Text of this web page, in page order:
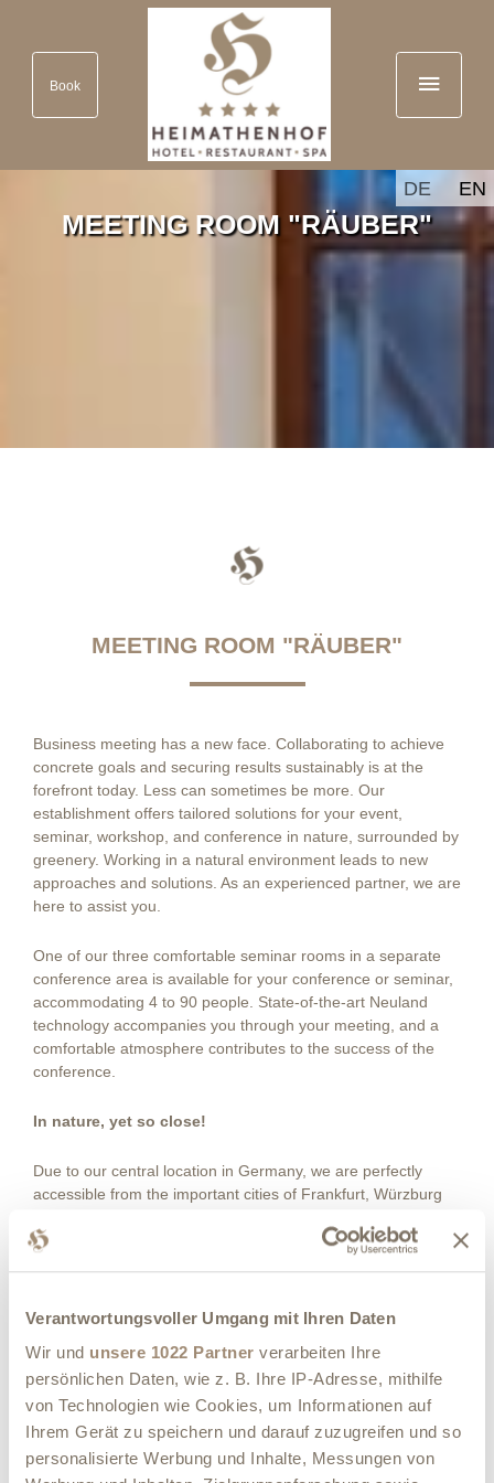
Verantwortungsvoller Umgang mit Ihren Daten
Wir und unsere 1022 Partner verarbeiten Ihre
persönlichen Daten, wie z. B. Ihre IP-Adresse, mithilfe
von Technologien wie Cookies, um Informationen auf
Ihrem Gerät zu speichern und darauf zuzugreifen und so
personalisierte Werbung und Inhalte, Messungen von
Book
DE EN
MEETING ROOM "RÄUBER"
MEETING ROOM "RÄUBER"
Business meeting has a new face. Collaborating to achieve
concrete goals and securing results sustainably is at the
forefront today. Less can sometimes be more. Our
establishment offers tailored solutions for your event,
seminar, workshop, and conference in nature, surrounded by
greenery. Working in a natural environment leads to new
approaches and solutions. As an experienced partner, we are
here to assist you.
One of our three comfortable seminar rooms in a separate
conference area is available for your conference or seminar,
accommodating 4 to 90 people. State-of-the-art Neuland
technology accompanies you through your meeting, and a
comfortable atmosphere contributes to the success of the
conference.
In nature, yet so close!
Due to our central location in Germany, we are perfectly
accessible from the important cities of Frankfurt, Würzburg
Frankfurt. Our conference guests particularly appreciate our
weather, you are welcome to work by our lake and in the
spacious outdoor area.
Image gallery